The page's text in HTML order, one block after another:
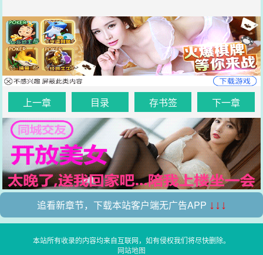
上一章 目录 存书签 下一章
追看新章节，下载本站客户端无广告APP ↓↓↓
本站所有收录的内容均来自互联网，如有侵权我们将尽快删除。
网站地图